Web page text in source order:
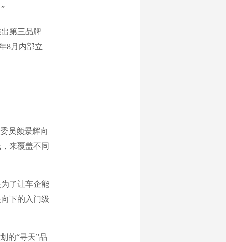
第三品牌
8月内部立
员颜景辉向
来覆盖不同
了让车企能
下的入门级
的“寻天”品